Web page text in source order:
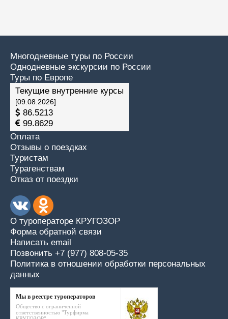
Многодневные туры по России
Однодневные экскурсии по России
Туры по Европе
Текущие внутренние курсы
[09.08.2026]
86.5213
99.8629
Оплата
Отзывы о поездках
Туристам
Турагенствам
Отказ от поездки
О туроператоре КРУГОЗОР
Форма обратной связи
Написать email
Позвонить +7 (977) 808-05-35
Политика в отношении обработки персональных
данных
Мы в реестре туроператоров
Общество с ограниченной
ответственностью "Турфирма